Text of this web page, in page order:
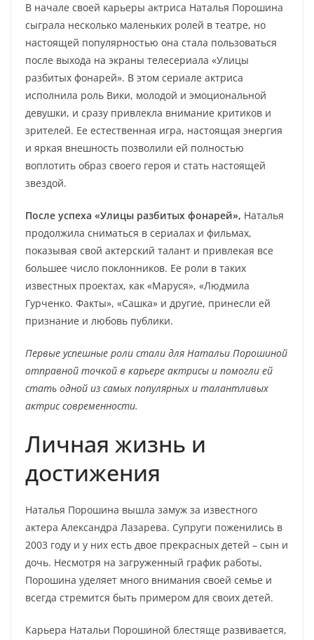
В начале своей карьеры актриса Наталья Порошина
сыграла несколько маленьких ролей в театре, но
настоящей популярностью она стала пользоваться
после выхода на экраны телесериала «Улицы
разбитых фонарей». В этом сериале актриса
исполнила роль Вики, молодой и эмоциональной
девушки, и сразу привлекла внимание критиков и
зрителей. Ее естественная игра, настоящая энергия
и яркая внешность позволили ей полностью
воплотить образ своего героя и стать настоящей
звездой.
После успеха «Улицы разбитых фонарей», Наталья
продолжила сниматься в сериалах и фильмах,
показывая свой актерский талант и привлекая все
большее число поклонников. Ее роли в таких
известных проектах, как «Маруся», «Людмила
Гурченко. Факты», «Сашка» и другие, принесли ей
признание и любовь публики.
Первые успешные роли стали для Натальи Порошиной
отправной точкой в карьере актрисы и помогли ей
стать одной из самых популярных и талантливых
актрис современности.
Личная жизнь и
достижения
Наталья Порошина вышла замуж за известного
актера Александра Лазарева. Супруги поженились в
2003 году и у них есть двое прекрасных детей – сын и
дочь. Несмотря на загруженный график работы,
Порошина уделяет много внимания своей семье и
всегда стремится быть примером для своих детей.
Карьера Натальи Порошиной блестяще развивается,